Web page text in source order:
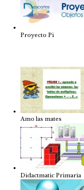
Proyecto Pi
Amo las mates
Didactmatic Primaria